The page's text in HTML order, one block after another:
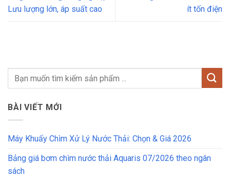
Lưu lượng lớn, áp suất cao
ít tốn điện
BÀI VIẾT MỚI
Máy Khuấy Chìm Xử Lý Nước Thải: Chọn & Giá 2026
Bảng giá bơm chìm nước thải Aquaris 07/2026 theo ngân
sách